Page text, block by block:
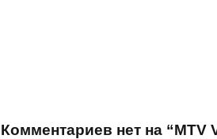
Комментариев нет на “MTV